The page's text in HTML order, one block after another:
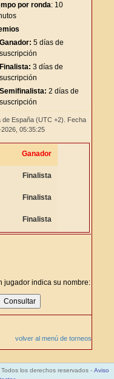
por ronda: 10
Ganador: 5 días de
suscripción
Finalista: 3 días de
suscripción
Semifinalista: 2 días de
suscripción
España (UTC +2). Fecha
05:35:25
Ganador
Finalista
Finalista
Finalista
jugador indica su nombre:
volver al menú de torneos
los derechos reservados - Aviso